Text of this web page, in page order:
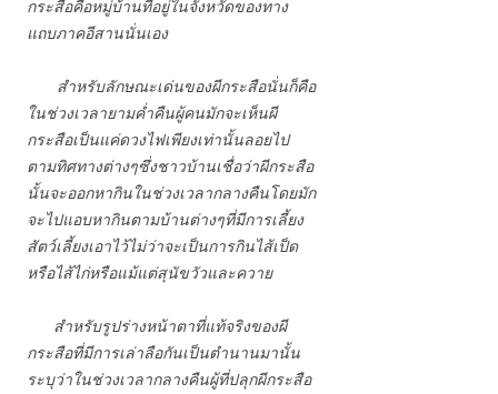
กระสือคือหมู่บ้านที่อยู่ในจังหวัดของทาง
แถบภาคอีสานนั่นเอง
สำหรับลักษณะเด่นของผีกระสือนั่นก็คือ
ในช่วงเวลายามค่ำคืนผู้คนมักจะเห็นผี
กระสือเป็นแค่ดวงไฟเพียงเท่านั้นลอยไป
ตามทิศทางต่างๆซึ่งชาวบ้านเชื่อว่าผีกระสือ
นั้นจะออกหากินในช่วงเวลากลางคืนโดยมัก
จะไปแอบหากินตามบ้านต่างๆที่มีการเลี้ยง
สัตว์เลี้ยงเอาไว้ไม่ว่าจะเป็นการกินไส้เป็ด
หรือไส้ไก่หรือแม้แต่สุนัขวัวและควาย
สำหรับรูปร่างหน้าตาที่แท้จริงของผี
กระสือที่มีการเล่าลือกันเป็นตำนานมานั้น
ระบุว่าในช่วงเวลากลางคืนผู้ที่ปลุกผีกระสือ